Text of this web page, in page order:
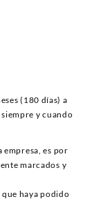
(180 días) a
y cuando
empresa, es por
marcados y
haya podido